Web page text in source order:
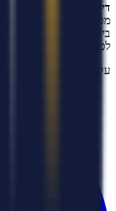
דיל קופון
מסביב לשעון כדי לצוד
ביותר.
כל זאת רק מסיבה
לכל מה שרק תרצו.
עקבו אחרינו ברשתות